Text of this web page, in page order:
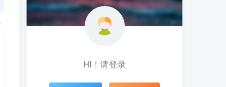
高价女装(1) 骚气语音包(1) 驾校(2)
餐饮门店(1) 餐饮人(1)
风水教程
韩国动漫(1)
HI！请登录